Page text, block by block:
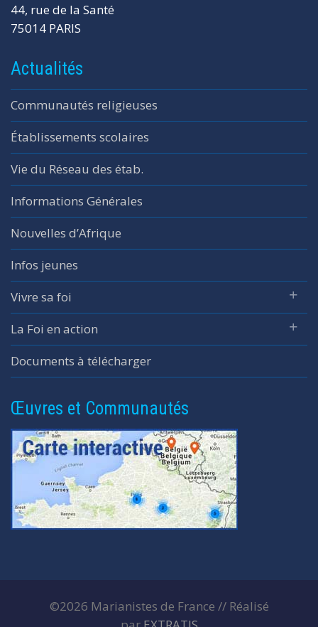
44, rue de la Santé
75014 PARIS
Actualités
Communautés religieuses
Établissements scolaires
Vie du Réseau des étab.
Informations Générales
Nouvelles d’Afrique
Infos jeunes
Vivre sa foi
La Foi en action
Documents à télécharger
Œuvres et Communautés
©2026 Marianistes de France // Réalisé